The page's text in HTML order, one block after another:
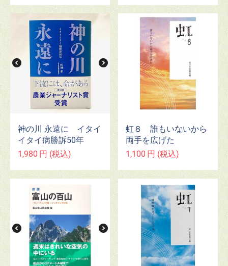
神の川 永遠に イタイ
イタイ病勝訴50年
1,980 円 (税込)
虹８ 誰もいないから
両手を広げた
1,100 円 (税込)